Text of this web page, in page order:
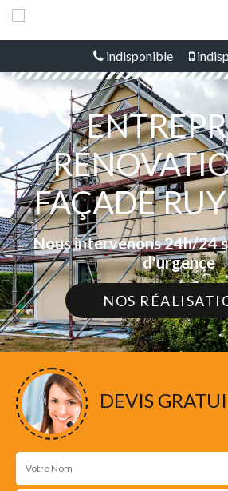
indisponible
FAÇADE
Nous intervenons 24h/24
d'urgence
NOS
DEVIS